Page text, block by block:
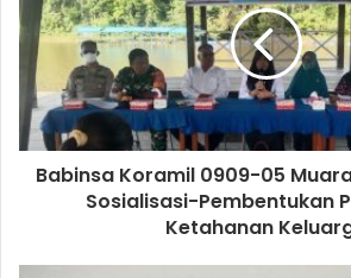
Babinsa Koramil 0909-05
Sosialisasi-Pembentukan
Ketahanan